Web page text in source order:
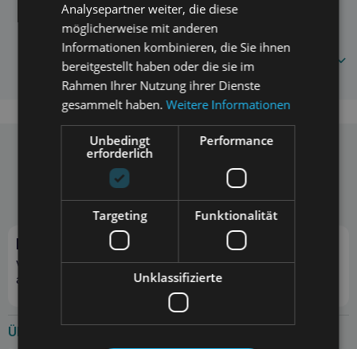
INPAR Beutelspender
987456321
Häufig gestellte Fragen
Telefon
+48 697 297 307 info@zoona.eu
Mo. - Fr. 10:00 - 14:00
Preis pro Anruf gemäß Tarif des Anbieters.
Newsletter abonnieren
Verpasse kein Angebot und sichere dir zusätzliche Rabatte
auf Bestellungen!
Über uns
Analysepartner weiter, die diese
möglicherweise mit anderen
Informationen kombinieren, die Sie ihnen
bereitgestellt haben oder die sie im
Rahmen Ihrer Nutzung ihrer Dienste
gesammelt haben.Weitere Informationen
Unbedingt
erforderlich
Performance
Targeting Funktionalität
Unklassifizierte